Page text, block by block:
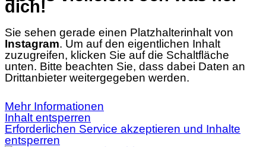
dich!
Sie sehen gerade einen Platzhalterinhalt von
Instagram. Um auf den eigentlichen Inhalt
zuzugreifen, klicken Sie auf die Schaltfläche
unten. Bitte beachten Sie, dass dabei Daten an
Drittanbieter weitergegeben werden.
Mehr Informationen
Inhalt entsperren
Erforderlichen Service akzeptieren und Inhalte
entsperren